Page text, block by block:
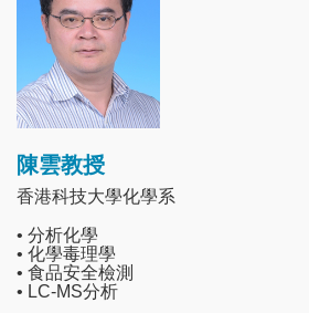
陳雲教授
香港科技大學化學系
• 分析化學
• 化學毒理學
• 食品安全檢測
• LC-MS分析